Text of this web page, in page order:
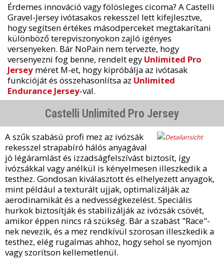
Érdemes innováció vagy fölösleges cicoma? A Castelli
Gravel-Jersey ivótasakos rekesszel lett kifejlesztve,
hogy segítsen értékes másodperceket megtakarítani
különböző terepviszonyokon zajló igényes
versenyeken. Bár NoPain nem tervezte, hogy
versenyezni fog benne, rendelt egy Unlimited Pro
Jerseyméret M-et, hogy kipróbálja az ivótasak
funkcióját és összehasonlítsa az Unlimited
Endurance Jersey-val.
Castelli Unlimited Pro Jersey
A szűk szabású profi mez az ivózsák
rekesszel strapabíró hálós anyagával
jó légáramlást és izzadságfelszívást biztosít, így
ivózsákkal vagy anélkül is kényelmesen illeszkedik a
testhez. Gondosan kiválasztott és elhelyezett anyagok,
mint például a texturált ujjak, optimalizálják az
aerodinamikát és a nedvességkezelést. Speciális
hurkok biztosítják és stabilizálják az ivózsák csövét,
amikor éppen nincs rá szükség. Bár a szabást "Race"-
nek nevezik, és a mez rendkívül szorosan illeszkedik a
testhez, elég rugalmas ahhoz, hogy sehol se nyomjon
vagy szorítson kellemetlenül.